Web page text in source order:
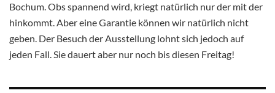
Bochum. Obs spannend wird, kriegt natürlich nur der mit der
hinkommt. Aber eine Garantie können wir natürlich nicht
geben. Der Besuch der Ausstellung lohnt sich jedoch auf
jeden Fall. Sie dauert aber nur noch bis diesen Freitag!